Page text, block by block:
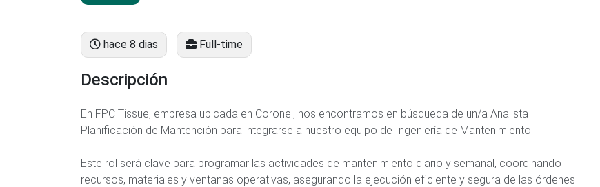
hace 8 dias Full-time
Descripción
En FPC Tissue, empresa ubicada en Coronel, nos encontramos en búsqueda de un/a Analista
Planificación de Mantención para integrarse a nuestro equipo de Ingeniería de Mantenimiento.
Este rol será clave para programar las actividades de mantenimiento diario y semanal, coordinando
recursos, materiales y ventanas operativas, asegurando la ejecución eficiente y segura de las órdenes